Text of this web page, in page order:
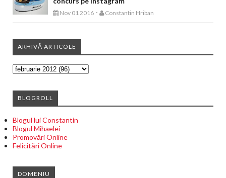
Nov 01 2016 - Constantin Hriban
ARHIVĂ ARTICOLE
BLOGROLL
Blogul lui Constantin
Blogul Mihaelei
Promovări Online
Felicitări Online
DOMENIU